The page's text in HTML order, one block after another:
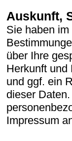
Auskunft,
Sie haben
über Ihre
Herkunft und
und ggf. ein
dieser
Impressum